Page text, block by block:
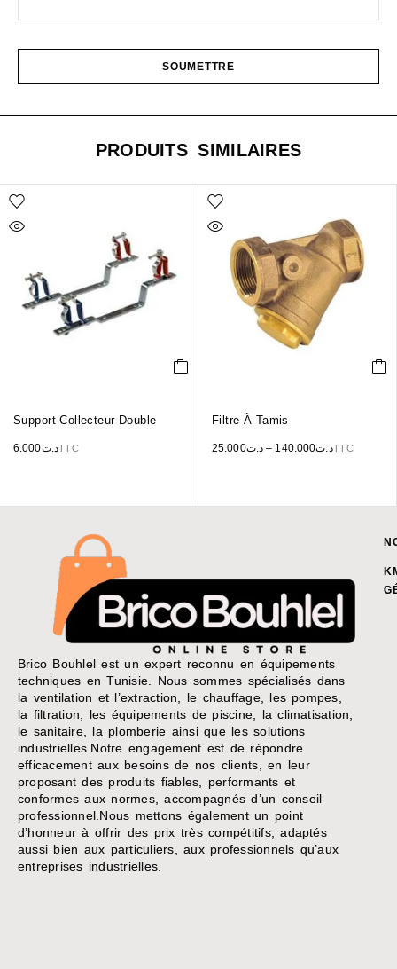
PRODUITS SIMILAIRES
Support Collecteur Double
د.ت6.000 TTC
Filtre À Tamis
د.ت25.000 – د.ت140.000 TTC
Brico Bouhlel est un expert reconnu en équipements
techniques en Tunisie. Nous sommes spécialisés dans
la ventilation et l’extraction, le chauffage, les pompes,
la filtration, les équipements de piscine, la climatisation,
le sanitaire, la plomberie ainsi que les solutions
industrielles.Notre engagement est de répondre
efficacement aux besoins de nos clients, en leur
proposant des produits fiables, performants et
conformes aux normes, accompagnés d’un conseil
professionnel.Nous mettons également un point
d’honneur à offrir des prix très compétitifs, adaptés
aussi bien aux particuliers, aux professionnels qu’aux
entreprises industrielles.